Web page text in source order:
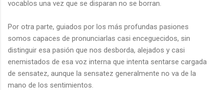
vocablos una vez que se disparan no se borran.
Por otra parte, guiados por los más profundas pasiones
somos capaces de pronunciarlas casi enceguecidos, sin
distinguir esa pasión que nos desborda, alejados y casi
enemistados de esa voz interna que intenta sentarse cargada
de sensatez, aunque la sensatez generalmente no va de la
mano de los sentimientos.